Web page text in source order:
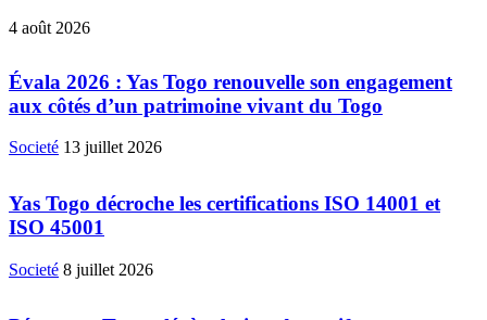
4 août 2026
Évala 2026 : Yas Togo renouvelle son engagement
aux côtés d’un patrimoine vivant du Togo
Societé 13 juillet 2026
Yas Togo décroche les certifications ISO 14001 et
ISO 45001
Societé 8 juillet 2026